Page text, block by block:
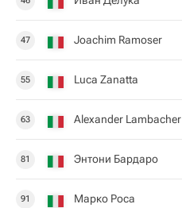
47 Joachim Ramoser
55 Luca Zanatta
63 Alexander Lambacher
81 Энтони Бардаро
91 Марко Роса